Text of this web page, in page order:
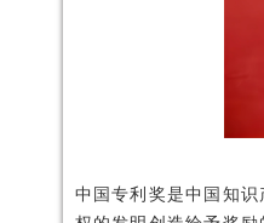
中国专利奖是中国知